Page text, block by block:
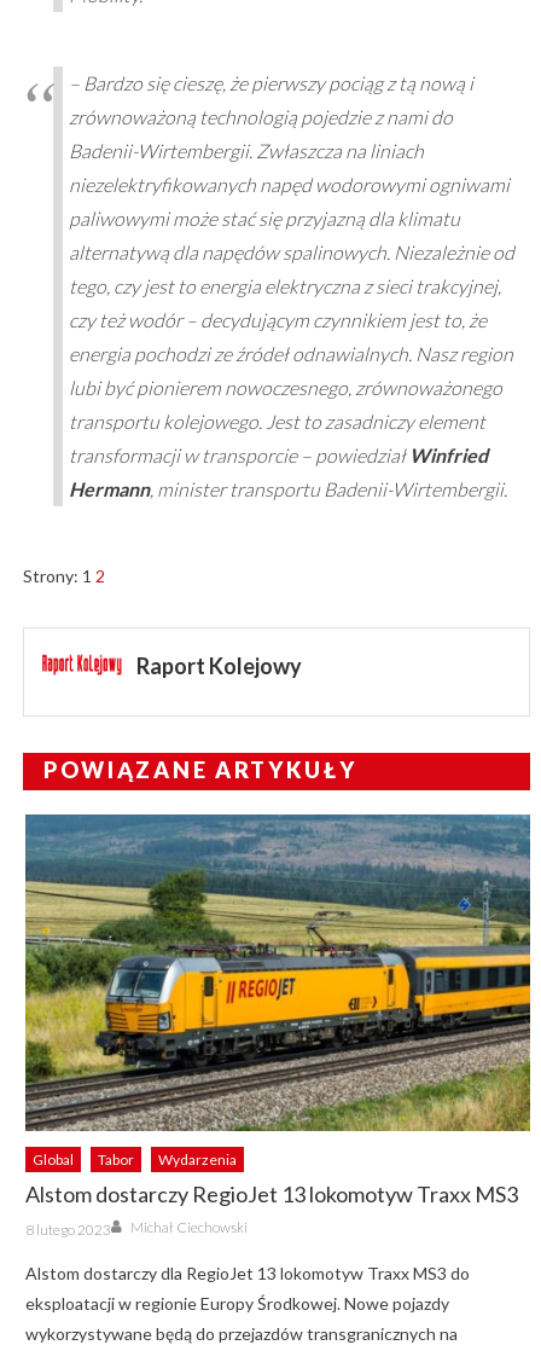
– Bardzo się cieszę, że pierwszy pociąg z tą nową i
zrównoważoną technologią pojedzie z nami do
Badenii-Wirtembergii. Zwłaszcza na liniach
niezelektryfikowanych napęd wodorowymi ogniwami
paliwowymi może stać się przyjazną dla klimatu
alternatywą dla napędów spalinowych. Niezależnie od
tego, czy jest to energia elektryczna z sieci trakcyjnej,
czy też wodór – decydującym czynnikiem jest to, że
energia pochodzi ze źródeł odnawialnych. Nasz region
lubi być pionierem nowoczesnego, zrównoważonego
transportu kolejowego. Jest to zasadniczy element
transformacji w transporcie– powiedział Winfried
Hermann, minister transportu Badenii-Wirtembergii.
Strony: 1 2
Raport Kolejowy
POWIĄZANE ARTYKUŁY
Global Tabor Wydarzenia
Alstom dostarczy RegioJet 13 lokomotyw Traxx MS3
Posted
on
8 lutego 2023 Author
Michał Ciechowski
Alstom dostarczy dla RegioJet 13 lokomotyw Traxx MS3 do
eksploatacji w regionie Europy Środkowej. Nowe pojazdy
wykorzystywane będą do przejazdów transgranicznych na